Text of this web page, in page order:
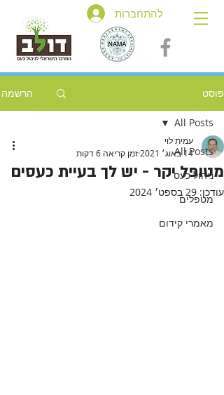
להתחברות
פוסט הרשמה
All Posts
ניהול כעס
מטפלים
מאמרי קידום
All Posts
מטופל יקר - יש לך בעיית כעסים
עמית לוי
14 באוג׳ 2021
זמן קריאה 6 דקות
עודכן: 29 בספט׳ 2024